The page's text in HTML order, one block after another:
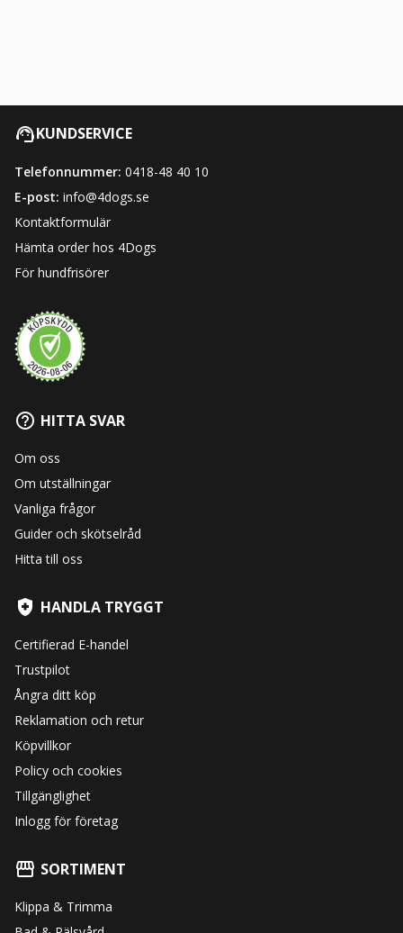
KUNDSERVICE
Telefonnummer: 0418-48 40 10
E-post: info@4dogs.se
Kontaktformulär
Hämta order hos 4Dogs
För hundfrisörer
HITTA SVAR
Om oss
Om utställningar
Vanliga frågor
Guider och skötselråd
Hitta till oss
HANDLA TRYGGT
Certifierad E-handel
Trustpilot
Ångra ditt köp
Reklamation och retur
Köpvillkor
Policy och cookies
Tillgänglighet
Inlogg för företag
SORTIMENT
Klippa & Trimma